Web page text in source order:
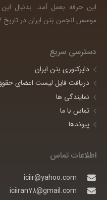
این حرفه بعمل آمد. بدنبال
موسس انجمن بتن ایران در تاریخ 78/11/27 با حضور
دسترسی سریع
دایرکتوری بتن ایران
دریافت فایل لیست اعضای
نمایندگی ها
تماس با ما
پیوندها
اطلاعات تماس
iciir@yahoo.com
iciiran78@gmail.com